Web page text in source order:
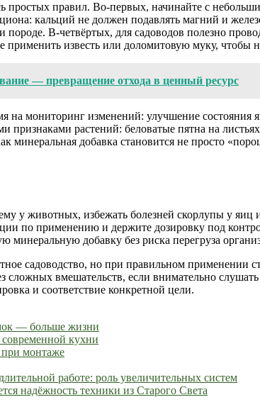
простых правил. Во-первых, начинайте с
кальций не должен подавлять магний и
В-четвёртых, для садоводов полезно
известь или доломитовую муку, чтобы
— превращение отхода в ценный ресурс
на мониторинг изменений: улучшение
признаками растений: беловатые пятна на
минеральная добавка становится не просто
у животных, избежать болезней скорлупы у
по применению и держите дозировку под
минеральную добавку без риска перегруза
садоводство, но при правильном
сложных вмешательств, если внимательно
и соответствие конкретной цели.
— больше жизни
кухни
при монтаже
работе: роль увеличительных систем
надёжность техники из Старого Света